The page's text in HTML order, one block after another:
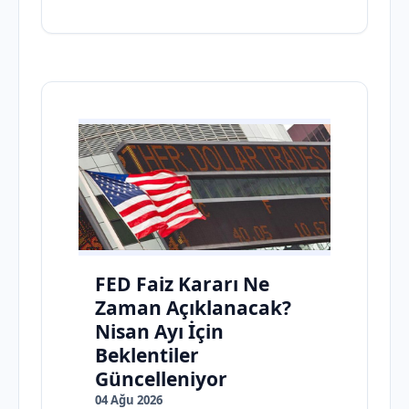
FED Faiz Kararı Ne
Zaman Açıklanacak?
Nisan Ayı İçin
Beklentiler
Güncelleniyor
04 Ağu 2026